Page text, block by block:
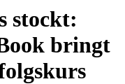
stockt:
bringt